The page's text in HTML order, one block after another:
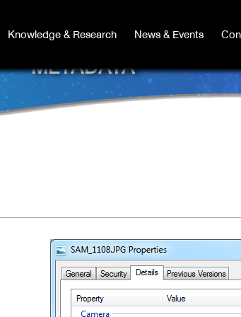
Knowledge & Research News & Events
Knowledge & Research News & Events
METADATA